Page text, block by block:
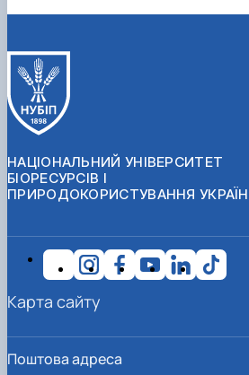
НАЦІОНАЛЬНИЙ УНІВЕРСИТЕТ
БІОРЕСУРСІВ І
ПРИРОДОКОРИСТУВАННЯ
Поштова адреса
Карта сайту